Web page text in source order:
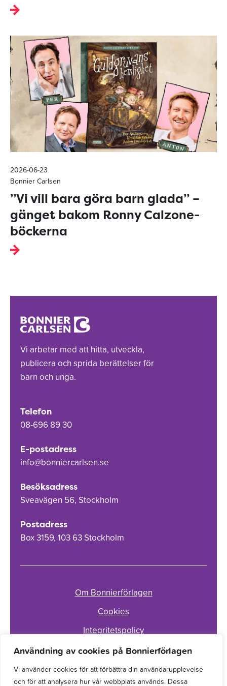
Användning av cookies på Bonnierförlagen
Vi använder cookies för att förbättra din användarupplevelse
och för att analysera hur vår webbplats används. Dessa
2026-06-23
Bonnier Carlsen
”Vi vill bara göra barn glada” –
gänget bakom Ronny Calzone-
böckerna
Vi arbetar med att hitta, utveckla,
publicera och sprida berättelser för
barn och unga.
Telefon
08-696 89 30
E-postadress
info@bonniercarlsen.se
Besöksadress
Sveavägen 56, Stockholm
Postadress
Box 3159, 103 63 Stockholm
Om Bonnierförlagen
Cookies
Integritetspolicy